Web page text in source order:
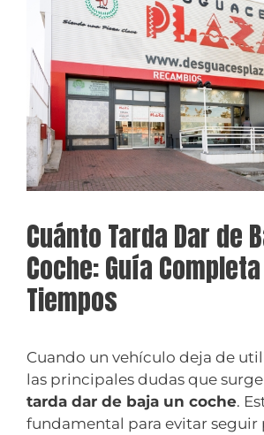
Cuánto Tarda Dar de
Coche: Guía
Tiempos
Cuando un vehículo deja de
las principales dudas que
tarda dar de baja un coche.
fundamental para evitar seguir